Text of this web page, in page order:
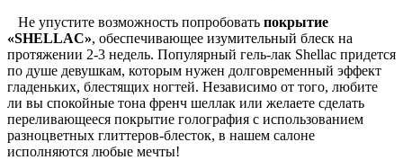
Не упустите возможность попробовать покрытие
«SHELLAC», обеспечивающее изумительный блеск на
протяжении 2-3 недель. Популярный гель-лак Shellac придется
по душе девушкам, которым нужен долговременный эффект
гладеньких, блестящих ногтей. Независимо от того, любите
ли вы спокойные тона френч шеллак или желаете сделать
переливающееся покрытие голография с использованием
разноцветных глиттеров-блесток, в нашем салоне
исполняются любые мечты!